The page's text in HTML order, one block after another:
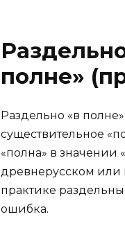
полне»
Раздельно «в
существительное
«полна» в значении
древнерусском или
практике
ошибка.